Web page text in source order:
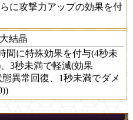
に攻撃力アップの効果を付
結晶
間に特殊効果を付与(4秒未
3秒未満で軽減(効果
異常回復、1秒未満でダメ